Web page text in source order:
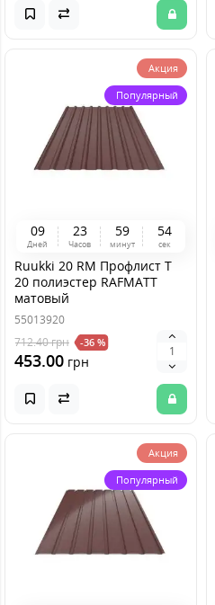
Акция
Популярный
09
Дней
23
Часов
59
минут
54
сек
Ruukki 20 RM Профлист Т
20 полиэстер RAFMATT
матовый
55013920
712.40грн -36 %
453.00 грн
Акция
Популярный